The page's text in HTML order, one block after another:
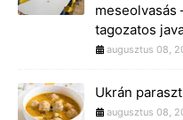
meseolvasás
tagozatos
augusztus 08,
Ukrán
augusztus 08,